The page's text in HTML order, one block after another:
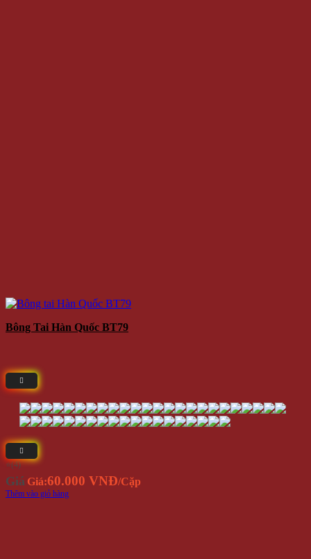
Bông Tai Hàn Quốc BT79
⭐(4)
Giá Giá:60.000 VNĐ/Cặp
Thêm vào giỏ hàng